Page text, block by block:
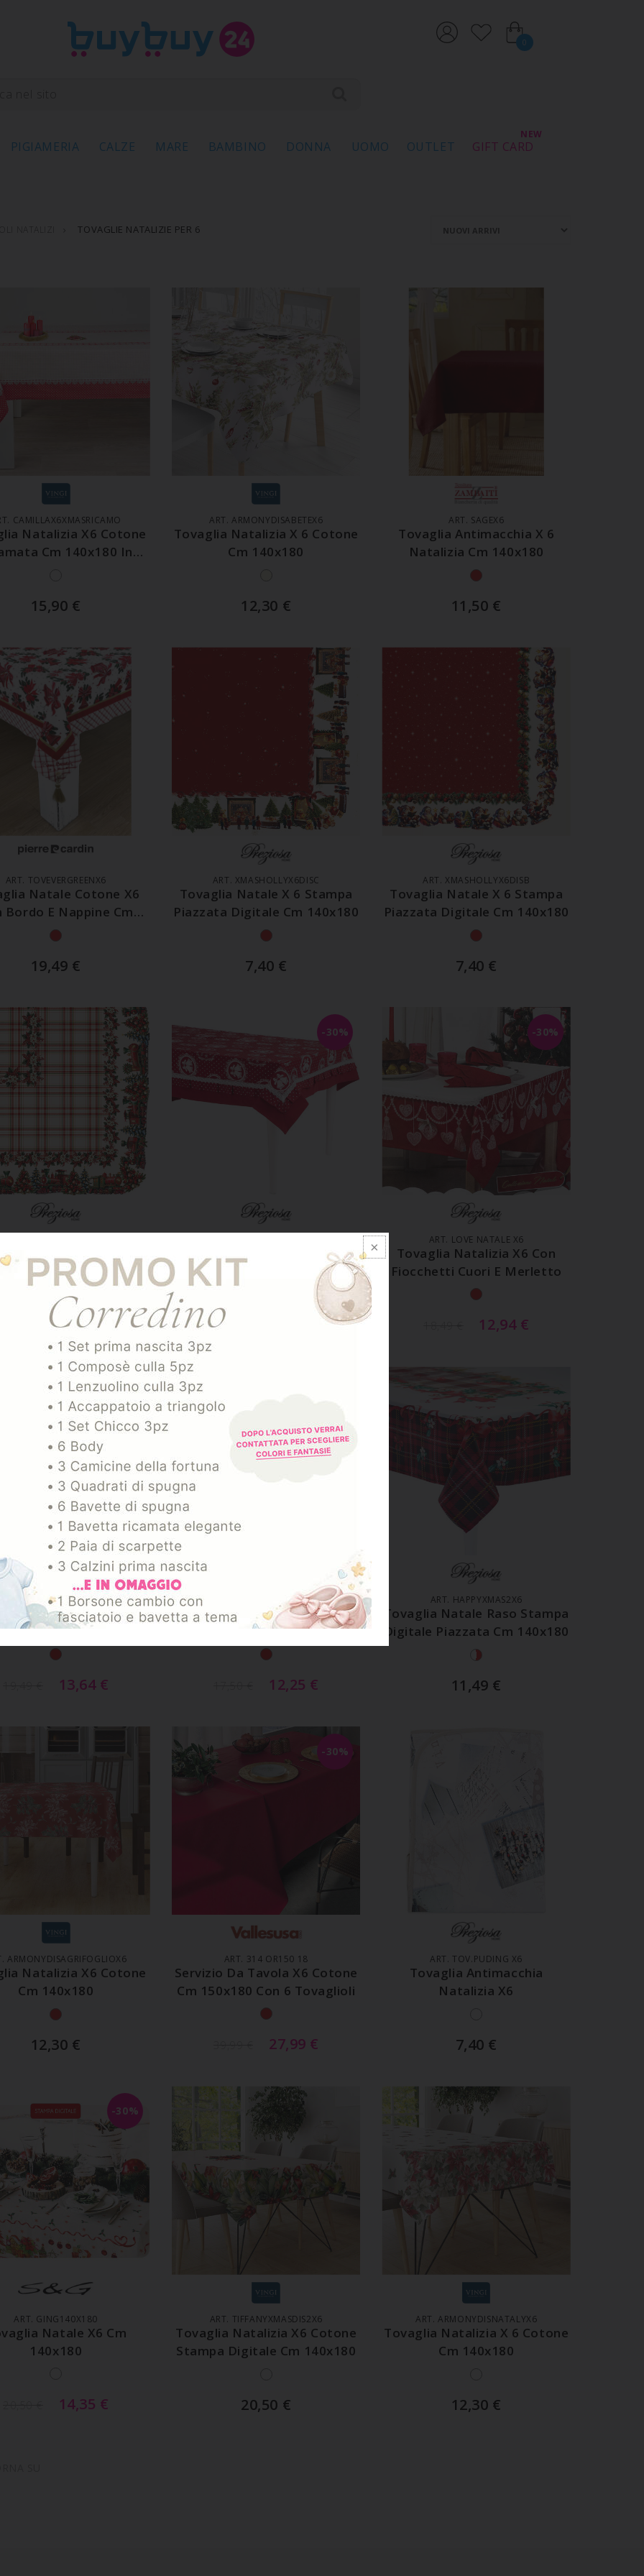
0
PIGIAMERIA CALZE MARE BAMBINO DONNA UOMO OUTLET GIFT CARD
TOVAGLIE NATALIZIE PER 6
AL CARRELLO
CAMILLAX6XMASRICAMO
Natalizia X6 Cotone
Cm 140x180 In
15,90 €
AGGIUNGI AL CARRELLO
ART. ARMONYDISABETEX6
Tovaglia Natalizia X 6 Cotone
Cm 140x180
12,30 €
AGGIUNGI AL CARRELLO
ART. SAGEX6
Tovaglia Antimacchia X 6
Natalizia Cm 140x180
11,50 €
AL CARRELLO
ART. TOVEVERGREENX6
Natale Cotone X6
Bordo E Nappine Cm
140x180
19,49 €
AGGIUNGI AL CARRELLO
ART. XMASHOLLYX6DISC
Tovaglia Natale X 6 Stampa
Piazzata Digitale Cm 140x180
7,40 €
AGGIUNGI AL CARRELLO
ART. XMASHOLLYX6DISB
Tovaglia Natale X 6 Stampa
Piazzata Digitale Cm 140x180
7,40 €
AL CARRELLO
Natale X 6 Stampa
Digitale Cm 140x180
7,40€
-30%
AGGIUNGI AL CARRELLO
Tovaglia Natalizia X 6 Con
Pizzo Cm 140x180
22,99
-30%
AGGIUNGI AL CARRELLO
ART. LOVE NATALE X6
Tovaglia Natalizia X6 Con
Fiocchetti Cuori E Merletto
12,94 €
-30%
AL CARRELLO
ART. TOVSANTACLAUSX6
Natalizia X6
Lurex Piazzata
13,64 €
AGGIUNGI AL CARRELLO
ART. NOELIATOVX6ORO
Tovaglia Natale X6 Cotone
Con Filo In Lurex Oro Cm
140x180
12,25 €
AGGIUNGI AL CARRELLO
ART. HAPPYXMAS2X6
Tovaglia Natale Raso Stampa
Digitale Piazzata Cm 140x180
11,49 €
AL CARRELLO
ARMONYDISAGRIFOGLIOX6
Natalizia X6 Cotone
Cm 140x180
12,30 €
-30%
AGGIUNGI AL CARRELLO
ART. 314 OR150 18
Servizio Da Tavola X6 Cotone
Cm 150x180 Con 6 Tovaglioli
27,99 €
AGGIUNGI AL CARRELLO
ART. TOV.PUDING X6
Tovaglia Antimacchia
Natalizia X6
7,40 €
-30%
AL CARRELLO
ART. GING140X180
Natale X6 Cm
140x180
14,35 €
AGGIUNGI AL CARRELLO
ART. TIFFANYXMASDIS2X6
Tovaglia Natalizia X6 Cotone
Stampa Digitale Cm 140x180
20,50 €
AGGIUNGI AL CARRELLO
ART. ARMONYDISNATALYX6
Tovaglia Natalizia X 6 Cotone
Cm 140x180
12,30 €